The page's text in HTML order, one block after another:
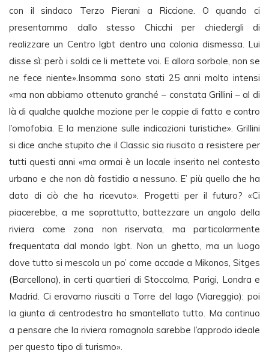
con il sindaco Terzo Pierani a Riccione. O quando ci
presentammo dallo stesso Chicchi per chiedergli di
realizzare un Centro lgbt dentro una colonia dismessa. Lui
disse sì: però i soldi ce li mettete voi. E allora sorbole, non se
ne fece niente».Insomma sono stati 25 anni molto intensi
«ma non abbiamo ottenuto granché – constata Grillini – al di
là di qualche qualche mozione per le coppie di fatto e contro
l’omofobia. E la menzione sulle indicazioni turistiche». Grillini
si dice anche stupito che il Classic sia riuscito a resistere per
tutti questi anni «ma ormai è un locale inserito nel contesto
urbano e che non dà fastidio a nessuno. E’ più quello che ha
dato di ciò che ha ricevuto». Progetti per il futuro? «Ci
piacerebbe, a me soprattutto, battezzare un angolo della
riviera come zona non riservata, ma particolarmente
frequentata dal mondo lgbt. Non un ghetto, ma un luogo
dove tutto si mescola un po’ come accade a Mikonos, Sitges
(Barcellona), in certi quartieri di Stoccolma, Parigi, Londra e
Madrid. Ci eravamo riusciti a Torre del lago (Viareggio): poi
la giunta di centrodestra ha smantellato tutto. Ma continuo
a pensare che la riviera romagnola sarebbe l’approdo ideale
per questo tipo di turismo».